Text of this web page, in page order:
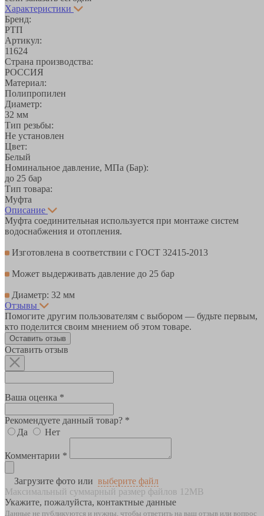
Характеристики
Бренд:
РТП
Артикул:
11624
Страна производства:
РОССИЯ
Материал:
Полипропилен
Диаметр:
32 мм
Тип резьбы:
Не установлен
Цвет:
Белый
Номинальное давление, МПа (Бар):
до 25 бар
Тип товара:
Муфта
Описание
Муфта соединительная используется при монтаже систем
водоснабжения и отопления.
Изготовлена в соответствии с ГОСТ 32415-2013
Может выдерживать давление до 25 бар
Диаметр: 32 мм
Отзывы
Помогите другим пользователям с выбором — будьте первым,
кто поделится своим мнением об этом товаре.
Оставить отзыв
Оставить отзыв
Ваша оценка *
Рекомендуете данный товар? *
Да
Нет
Комментарии *
Загрузите фото или выберите файл
Максимальный суммарный размер файлов 12MB
Укажите, пожалуйста, контактные данные
Данные не публикуются и нужны, чтобы ответить на ваш отзыв или вопрос